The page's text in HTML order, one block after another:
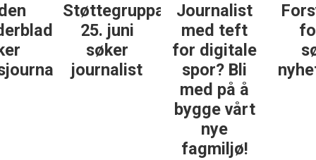
Støttegruppa
25. juni
journalist
Journalist
med teft
for digitale
spor? Bli
med på å
bygge vårt
fagmiljø!
Forsvarets
forum
søker